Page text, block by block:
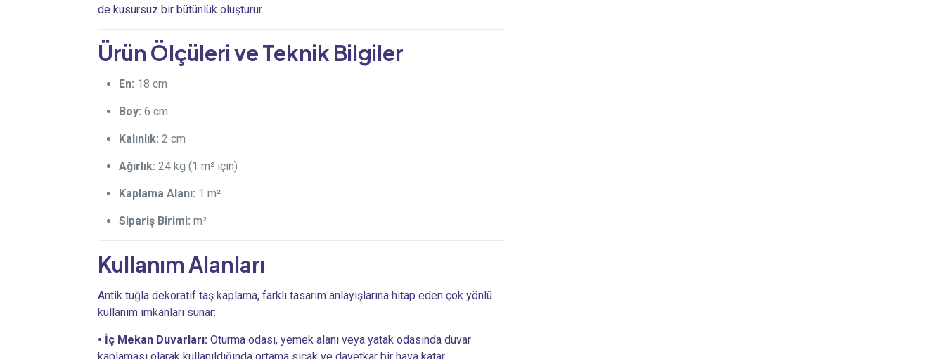
de kusursuz bir bütünlük oluşturur.
Ürün Ölçüleri ve Teknik Bilgiler
En: 18 cm
Boy: 6 cm
Kalınlık: 2 cm
Ağırlık: 24 kg (1 m² için)
Kaplama Alanı: 1 m²
Sipariş Birimi: m²
Kullanım Alanları
Antik tuğla dekoratif taş kaplama, farklı tasarım anlayışlarına hitap eden çok yönlü
kullanım imkanları sunar:
• İç Mekan Duvarları: Oturma odası, yemek alanı veya yatak odasında duvar